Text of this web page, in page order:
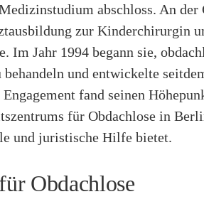
abschloss. An
zur Kinderchirurgin
Im Jahr 1994 begann sie,
und entwickelte
fand seinen
für Obdachlose in
und juristische Hilfe bietet.
Obdachlose